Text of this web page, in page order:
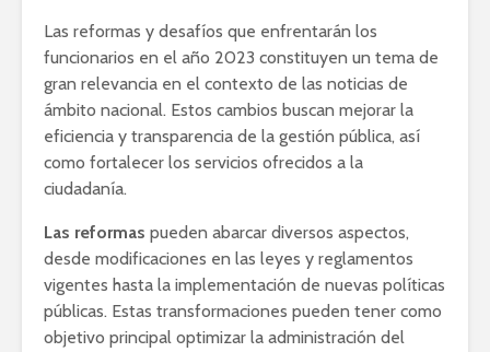
Las reformas y desafíos que enfrentarán los
funcionarios en el año 2023 constituyen un tema de
gran relevancia en el contexto de las noticias de
ámbito nacional. Estos cambios buscan mejorar la
eficiencia y transparencia de la gestión pública, así
como fortalecer los servicios ofrecidos a la
ciudadanía.
Las reformas pueden abarcar diversos aspectos,
desde modificaciones en las leyes y reglamentos
vigentes hasta la implementación de nuevas políticas
públicas. Estas transformaciones pueden tener como
objetivo principal optimizar la administración del